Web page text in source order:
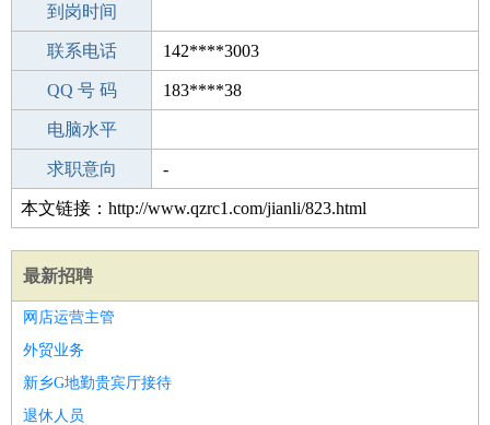
驾 照
到岗时间
期望月薪
联系电话 142****3003
手机号码 142****3003
QQ 号 码 183****38
微信号码
电脑水平
外语水平
求职意向 -
本文链接：http://www.qzrc1.com/jianli/823.html
最新招聘
网店运营主管
外贸业务
新乡G地勤贵宾厅接待
退休人员